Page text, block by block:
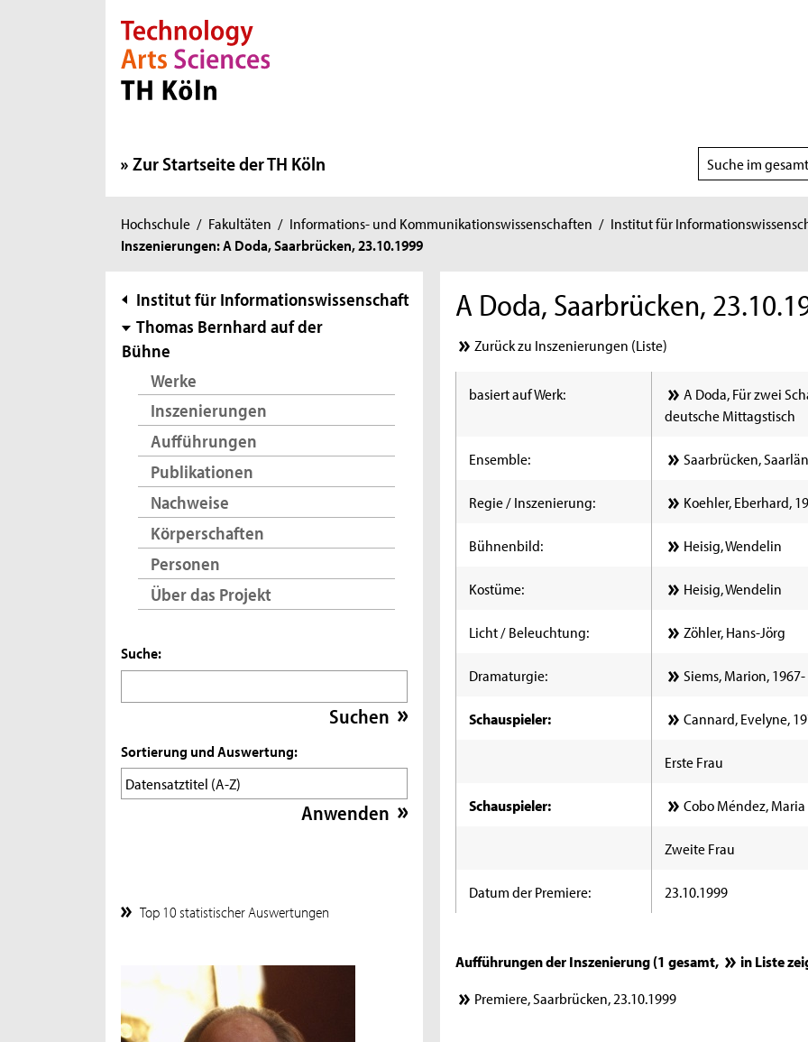
Direkt zur Hauptnavigation
Direkt zur Subnavigation
Direkt zum Inhalt
Direkt zum Fußbereich
Zur Startseite der TH Köln
Suchbereich
wählen
Sie
sind
Hochschule / Fakultäten / Informations- und Kommunikationswissenschaften / Institut für
Inszenierungen: A Doda, Saarbrücken, 23.10.1999
Subnavigation
Institut für Informationswissenschaft
Thomas Bernhard auf der
Bühne
Werke
Inszenierungen
Aufführungen
Publikationen
Nachweise
Körperschaften
Personen
Über das Projekt
Suche:
Sortierung und Auswertung:
Top 10 statistischer Auswertungen
A Doda, Saarbrücken,
Zurück zu Inszenierungen (Liste)
basiert auf Werk:
A Doda, Für zwei
deutsche Mittagstisch
Ensemble: Saarbrücken,
Regie / Inszenierung: Koehler, Eberhard,
Bühnenbild: Heisig, Wendelin
Kostüme: Heisig, Wendelin
Licht / Beleuchtung: Zöhler, Hans-Jörg
Dramaturgie: Siems, Marion, 1967-
Schauspieler: Cannard, Evelyne,
Erste Frau
Schauspieler: Cobo Méndez,
Zweite Frau
Datum der Premiere: 23.10.1999
Aufführungen der Inszenierung (1 gesamt, in Liste
Premiere, Saarbrücken, 23.10.1999